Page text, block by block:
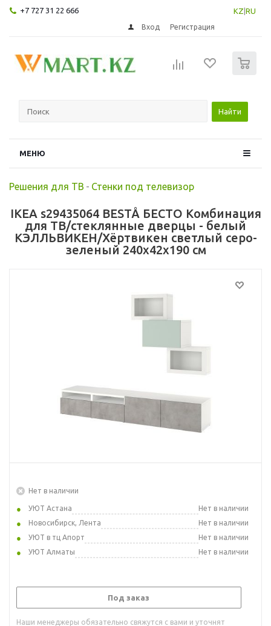
+7 727 31 22 666 KZ RU
Вход Регистрация
Найти
МЕНЮ
Решения для ТВ - Стенки под телевизор
IKEA s29435064 BESTÅ БЕСТО Комбинация
для ТВ/стеклянные дверцы - белый
КЭЛЛЬВИКЕН/Хёртвикен светлый серо-
зеленый 240x42x190 см
Нет в наличии
УЮТ Астана
Нет в наличии
Новосибирск, Лента
Нет в наличии
УЮТ в тц Апорт
Нет в наличии
УЮТ Алматы
Нет в наличии
Под заказ
Наши менеджеры обязательно свяжутся с вами и уточнят